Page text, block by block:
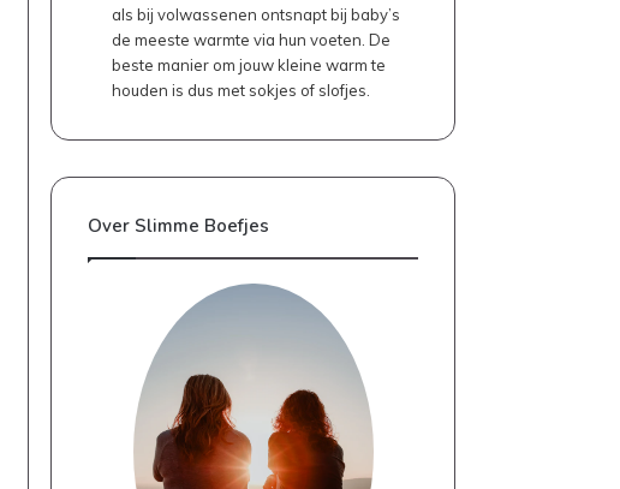
als bij volwassenen ontsnapt bij baby’s
de meeste warmte via hun voeten. De
beste manier om jouw kleine warm te
houden is dus met sokjes of slofjes.
Over Slimme Boefjes